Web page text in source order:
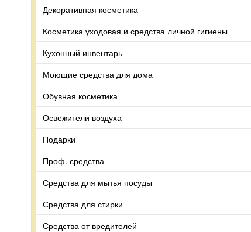
Декоративная косметика
Косметика уходовая и средства личной гигиены
Кухонный инвентарь
Моющие средства для дома
Обувная косметика
Освежители воздуха
Подарки
Проф. средства
Средства для мытья посуды
Средства для стирки
Средства от вредителей